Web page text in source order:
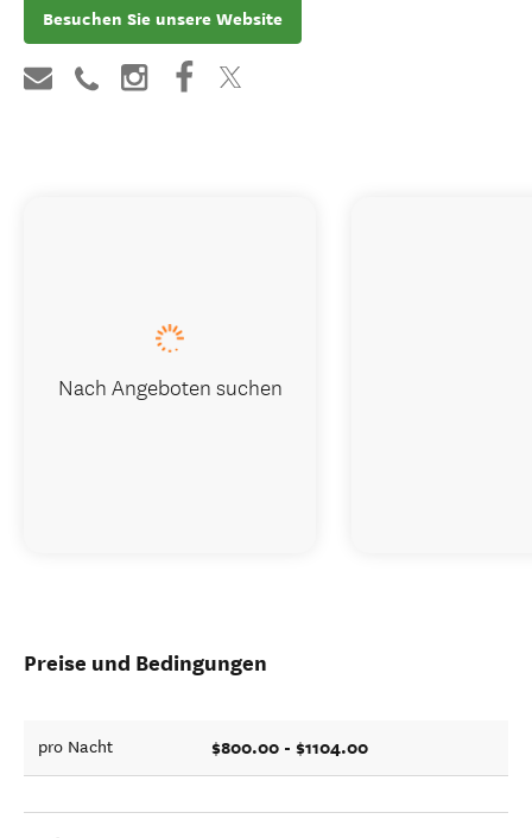
Besuchen Sie unsere Website
Preise und Bedingungen
pro Nacht $800.00 - $1104.00
Nach Angeboten suchen